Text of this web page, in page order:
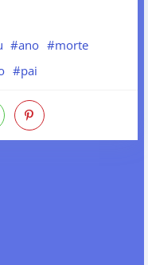
#ano #morte
#pai